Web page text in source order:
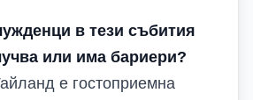
в тези събития
или има бариери?
е гостоприемна